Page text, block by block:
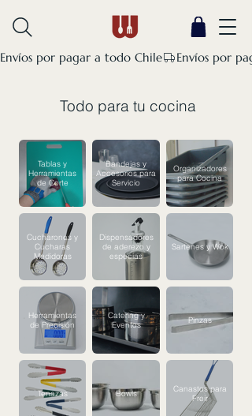
Envíos por pagar a todo Chile
Todo para tu cocina
Tablas y
Herramientas
de Corte
Bandejas y
Accesorios para
Servicio
Organizadores
para Cocina
Cucharones y
Cucharas
Medidoras
Dispensadores
de aderezo y
especias
Sartenes y Wok
Herramientas
de Precisión
Catering y
Eventos
Pinzas
Tenazas Bowls
Canastos para
Freir